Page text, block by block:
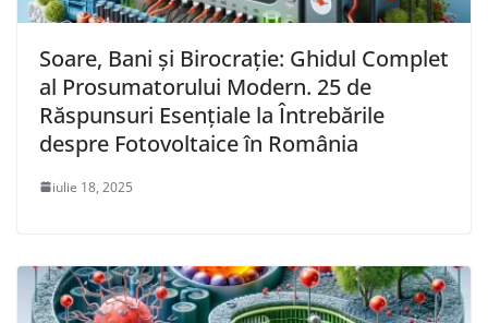
Soare, Bani și Birocrație: Ghidul Complet
al Prosumatorului Modern. 25 de
Răspunsuri Esențiale la Întrebările
despre Fotovoltaice în România
iulie 18, 2025